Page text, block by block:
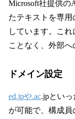
Microsoft社提供の
たテキストを専
しています。こ
ことなく、外部へ
ドメイン設定
ed.jpや.ac.jpとい
が可能で、構成